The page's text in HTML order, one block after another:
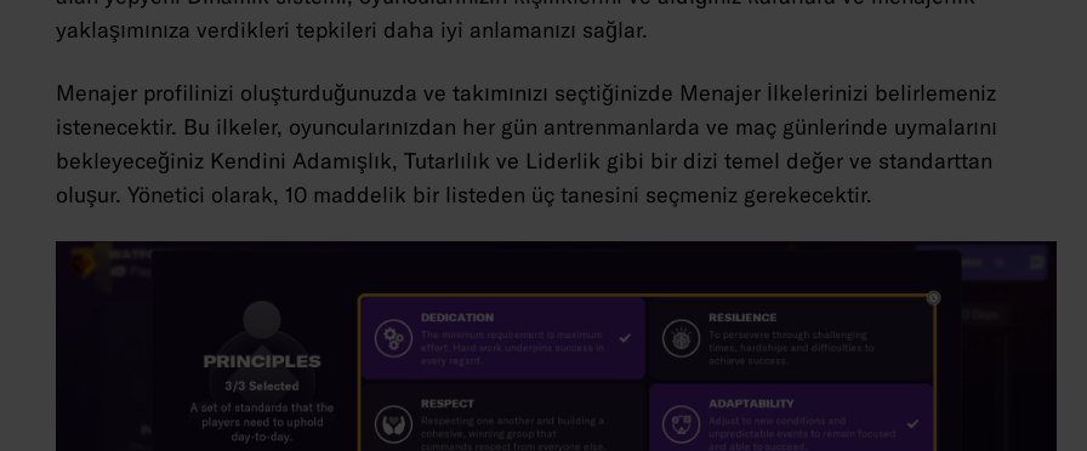
yaklaşımınıza verdikleri tepkileri daha iyi anlamanızı sağlar.
Menajer profilinizi oluşturduğunuzda ve takımınızı seçtiğinizde Menajer İlkelerinizi belirlemeniz
istenecektir. Bu ilkeler, oyuncularınızdan her gün antrenmanlarda ve maç günlerinde uymalarını
bekleyeceğiniz Kendini Adamışlık, Tutarlılık ve Liderlik gibi bir dizi temel değer ve standarttan
oluşur. Yönetici olarak, 10 maddelik bir listeden üç tanesini seçmeniz gerekecektir.